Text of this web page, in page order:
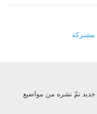
تمّ نشره من مواضيع